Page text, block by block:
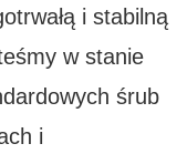
i stabilną
w stanie
śrub
i